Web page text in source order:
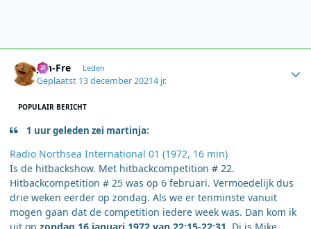
Jan-Fre Leden
Geplaatst 13 december 20214 jr.
POPULAIR BERICHT
1 uur geleden zei martinja:
Radio Northsea International 01 (1972, 16 min)
Is de hitbackshow. Met hitbackcompetition # 22.
Hitbackcompetition # 25 was op 6 februari. Vermoedelijk dus
drie weken eerder op zondag. Als we er tenminste vanuit
mogen gaan dat de competition iedere week was. Dan kom ik